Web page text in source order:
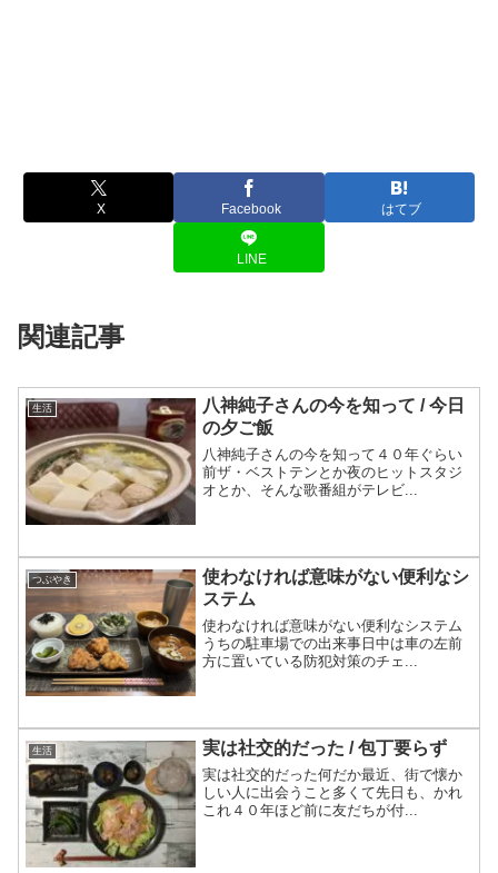
X Facebook はてブ
LINE
関連記事
生活
八神純子さんの今を知って / 今日
の夕ご飯
八神純子さんの今を知って４０年ぐらい
前ザ・ベストテンとか夜のヒットスタジ
オとか、そんな歌番組がテレビ...
つぶやき
使わなければ意味がない便利なシ
ステム
使わなければ意味がない便利なシステム
うちの駐車場での出来事日中は車の左前
方に置いている防犯対策のチェ...
生活 実は社交的だった / 包丁要らず
実は社交的だった何だか最近、街で懐か
しい人に出会うこと多くて先日も、かれ
これ４０年ほど前に友だちが付...